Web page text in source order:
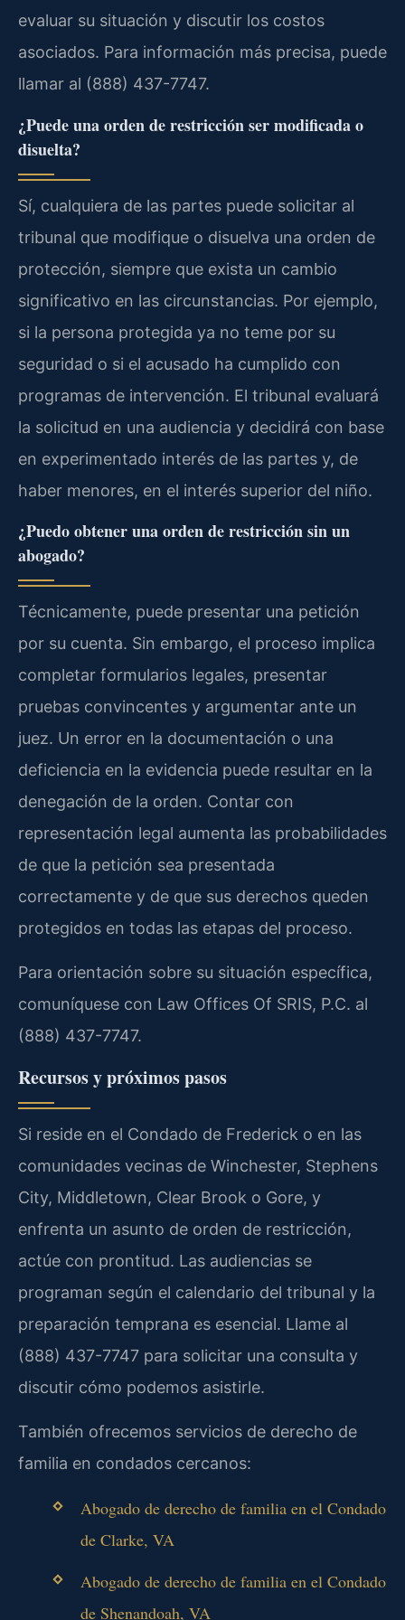
evaluar su situación y discutir los costos
asociados. Para información más precisa, puede
llamar al (888) 437-7747.
¿Puede una orden de restricción ser modificada o
disuelta?
Sí, cualquiera de las partes puede solicitar al
tribunal que modifique o disuelva una orden de
protección, siempre que exista un cambio
significativo en las circunstancias. Por ejemplo,
si la persona protegida ya no teme por su
seguridad o si el acusado ha cumplido con
programas de intervención. El tribunal evaluará
la solicitud en una audiencia y decidirá con base
en experimentado interés de las partes y, de
haber menores, en el interés superior del niño.
¿Puedo obtener una orden de restricción sin un
abogado?
Técnicamente, puede presentar una petición
por su cuenta. Sin embargo, el proceso implica
completar formularios legales, presentar
pruebas convincentes y argumentar ante un
juez. Un error en la documentación o una
deficiencia en la evidencia puede resultar en la
denegación de la orden. Contar con
representación legal aumenta las probabilidades
de que la petición sea presentada
correctamente y de que sus derechos queden
protegidos en todas las etapas del proceso.
Para orientación sobre su situación específica,
comuníquese con Law Offices Of SRIS, P.C. al
(888) 437-7747.
Recursos y próximos pasos
Si reside en el Condado de Frederick o en las
comunidades vecinas de Winchester, Stephens
City, Middletown, Clear Brook o Gore, y
enfrenta un asunto de orden de restricción,
actúe con prontitud. Las audiencias se
programan según el calendario del tribunal y la
preparación temprana es esencial. Llame al
(888) 437-7747 para solicitar una consulta y
discutir cómo podemos asistirle.
También ofrecemos servicios de derecho de
familia en condados cercanos:
Abogado de derecho de familia en el Condado
de Clarke, VA
Abogado de derecho de familia en el Condado
de Shenandoah, VA